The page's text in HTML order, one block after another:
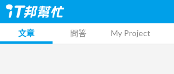
文章 問答 My Project